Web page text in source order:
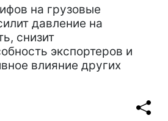
на грузовые
давление на
снизит
экспортеров и
влияние других